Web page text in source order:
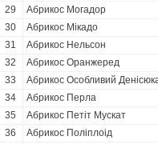
29
Абрикос Могадор
30
Абрикос Мікадо
31
Абрикос Нельсон
32
Абрикос Оранжеред
33
Абрикос Особливий
34
Абрикос Перла
35
Абрикос Петіт Мускат
36
Абрикос Поліплоід